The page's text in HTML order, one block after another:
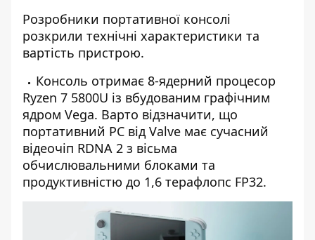
Розробники портативної консолі
розкрили технічні характеристики та
вартість пристрою.
Консоль отримає 8-ядерний процесор
Ryzen 7 5800U із вбудованим графічним
ядром Vega. Варто відзначити, що
портативний PC від Valve має сучасний
відеочіп RDNA 2 з вісьма
обчислювальними блоками та
продуктивністю до 1,6 терафлопс FP32.